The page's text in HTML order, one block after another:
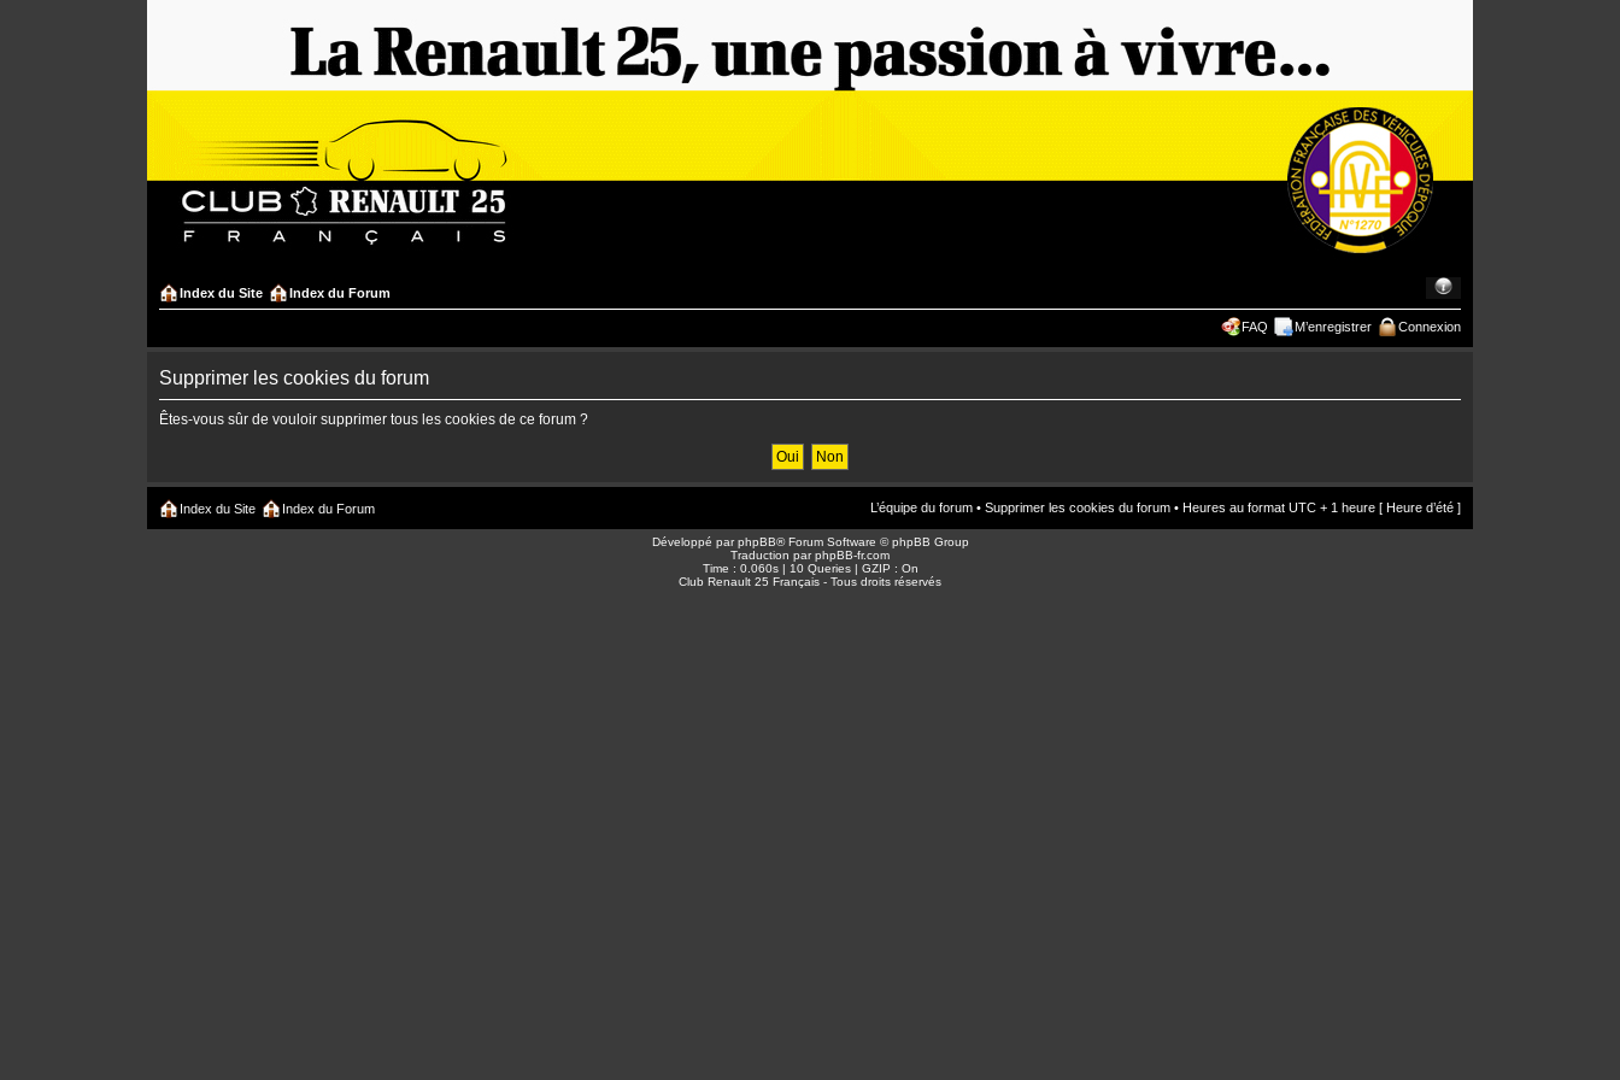
Index du Site Index du Forum
FAQ M’enregistrer Connexion
Supprimer les cookies du forum
Êtes-vous sûr de vouloir supprimer tous les cookies de ce forum ?
Index du Site Index du Forum L’équipe du forum • Supprimer les cookies du forum • Heures au format UTC + 1 heure [ Heure d’été ]
Développé parphpBB® Forum Software © phpBB Group
Traduction parphpBB-fr.com
Time : 0.060s | 10 Queries | GZIP : On
Club Renault 25 Français - Tous droits réservés